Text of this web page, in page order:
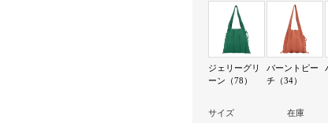
ジェリーグリ
ーン（78）
バーントピー
チ（34）
サイズ 在庫